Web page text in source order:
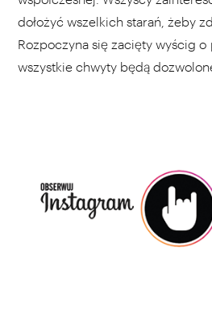
dołożyć wszelkich starań, żeby
Rozpoczyna się zacięty wyścig
wszystkie chwyty będą